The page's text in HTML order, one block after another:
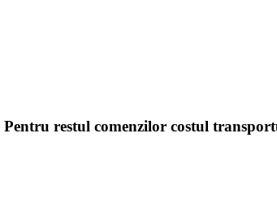
restul comenzilor costul